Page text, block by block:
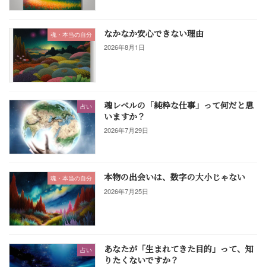
魂・本当の自分 なかなか安心できない理由
2026年8月1日
占い
魂レベルの「純粋な仕事」って何だと思
いますか？
2026年7月29日
魂・本当の自分 本物の出会いは、数字の大小じゃない
2026年7月25日
占い
あなたが「生まれてきた目的」って、知
りたくないですか？